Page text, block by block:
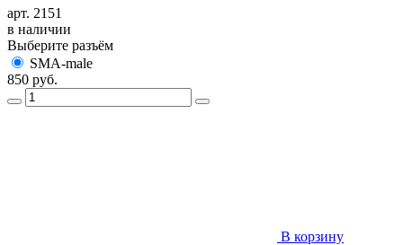
арт. 2151
в наличии
Выберите разъём
SMA-male
850 руб.
В корзину